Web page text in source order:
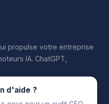
propulse votre entreprise
IA. ChatGPT,
d'aide ?